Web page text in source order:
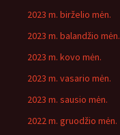
2023 m. birželio mėn.
2023 m. balandžio mėn.
2023 m. kovo mėn.
2023 m. vasario mėn.
2023 m. sausio mėn.
2022 m. gruodžio mėn.